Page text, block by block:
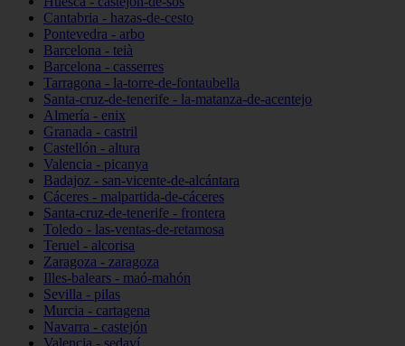
Cantabria - hazas-de-cesto
Pontevedra - arbo
Barcelona - teià
Barcelona - casserres
Tarragona - la-torre-de-fontaubella
Santa-cruz-de-tenerife - la-matanza-de-acentejo
Almería - enix
Granada - castril
Castellón - altura
Valencia - picanya
Badajoz - san-vicente-de-alcántara
Cáceres - malpartida-de-cáceres
Santa-cruz-de-tenerife - frontera
Toledo - las-ventas-de-retamosa
Teruel - alcorisa
Zaragoza - zaragoza
Illes-balears - maó-mahón
Sevilla - pilas
Murcia - cartagena
Navarra - castejón
Valencia - sedaví